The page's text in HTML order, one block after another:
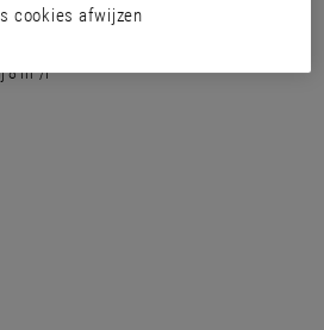
8 m²/l
cookies afwijzen